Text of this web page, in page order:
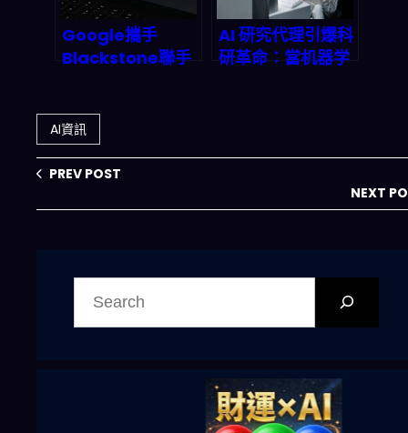
Google攜手
Blackstone聯手
改寫企業AI佈局遊
戲規則嗎？
AI 研究代理引爆科
研革命：當机器学
AI資訊
PREV POST
NEXT